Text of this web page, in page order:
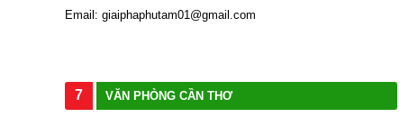
Email: giaiphaphutam01@gmail.com
7 VĂN PHÒNG CẦN THƠ